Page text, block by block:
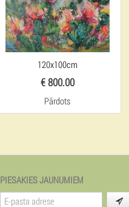
120x100cm
€ 800.00
Pārdots
PIESAKIES JAUNUMIEM